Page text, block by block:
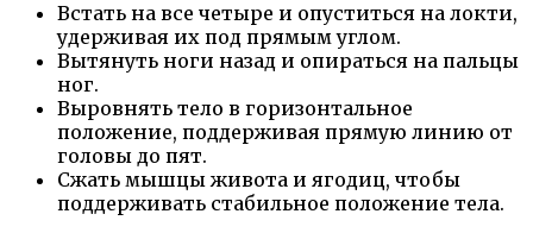
Встать на все четыре и опуститься на локти,
удерживая их под прямым углом.
Вытянуть ноги назад и опираться на пальцы
ног.
Выровнять тело в горизонтальное
положение, поддерживая прямую линию от
головы до пят.
Сжать мышцы живота и ягодиц, чтобы
поддерживать стабильное положение тела.